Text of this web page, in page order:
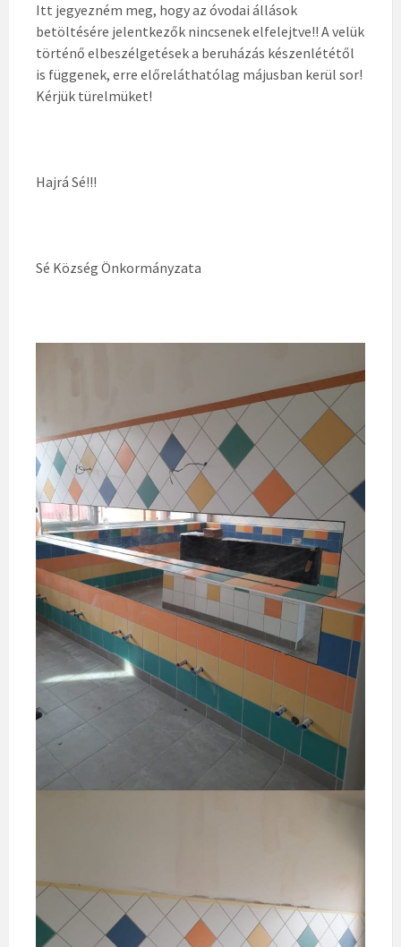
Itt jegyezném meg, hogy az óvodai állások
betöltésére jelentkezők nincsenek elfelejtve!! A velük
történő elbeszélgetések a beruházás készenlététől
is függenek, erre előreláthatólag májusban kerül sor!
Kérjük türelmüket!
Hajrá Sé!!!
Sé Község Önkormányzata